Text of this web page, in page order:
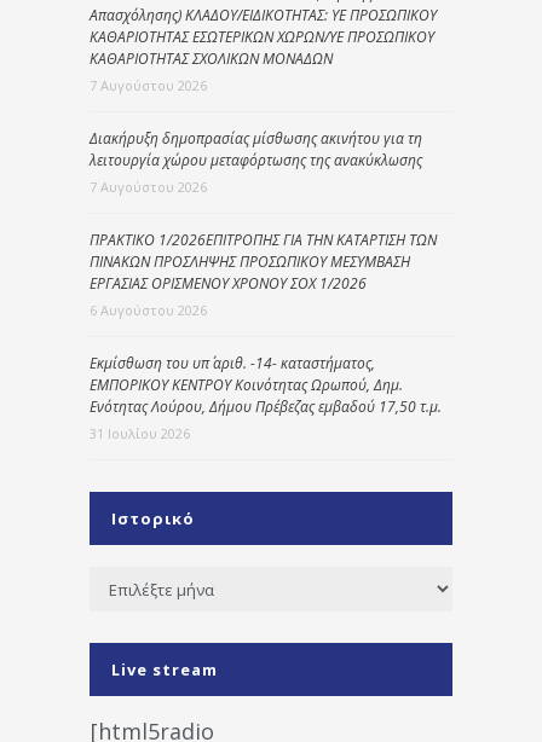
Απασχόλησης) ΚΛΑΔΟΥ/ΕΙΔΙΚΟΤΗΤΑΣ: ΥΕ ΠΡΟΣΩΠΙΚΟΥ
ΚΑΘΑΡΙΟΤΗΤΑΣ ΕΣΩΤΕΡΙΚΩΝ ΧΩΡΩΝ/ΥΕ ΠΡΟΣΩΠΙΚΟΥ
ΚΑΘΑΡΙΟΤΗΤΑΣ ΣΧΟΛΙΚΩΝ ΜΟΝΑΔΩΝ
7 Αυγούστου 2026
Διακήρυξη δημοπρασίας μίσθωσης ακινήτου για τη
λειτουργία χώρου μεταφόρτωσης της ανακύκλωσης
7 Αυγούστου 2026
ΠΡΑΚΤΙΚΟ 1/2026ΕΠΙΤΡΟΠΗΣ ΓΙΑ ΤΗΝ ΚΑΤΑΡΤΙΣΗ ΤΩΝ
ΠΙΝΑΚΩΝ ΠΡΟΣΛΗΨΗΣ ΠΡΟΣΩΠΙΚΟΥ ΜΕΣΥΜΒΑΣΗ
ΕΡΓΑΣΙΑΣ ΟΡΙΣΜΕΝΟΥ ΧΡΟΝΟΥ ΣΟΧ 1/2026
6 Αυγούστου 2026
Εκμίσθωση του υπ΄ αριθ. -14- καταστήματος,
ΕΜΠΟΡΙΚΟΥ ΚΕΝΤΡΟΥ Κοινότητας Ωρωπού, Δημ.
Ενότητας Λούρου, Δήμου Πρέβεζας εμβαδού 17,50 τ.μ.
31 Ιουλίου 2026
Ιστορικό
Ιστορικό
Live stream
[html5radio